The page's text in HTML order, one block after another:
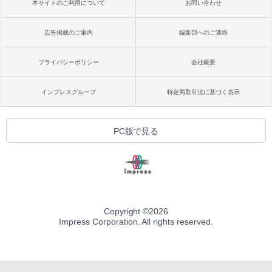
本サイトのご利用について お問い合わせ
広告掲載のご案内 編集部へのご連絡
プライバシーポリシー 会社概要
インプレスグループ 特定商取引法に基づく表示
PC版で見る
Copyright ©2026
Impress Corporation. All rights reserved.